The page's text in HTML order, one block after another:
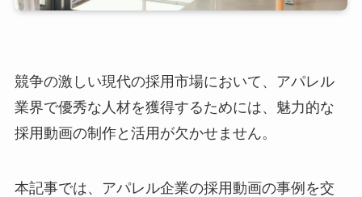
競争の激しい現代の採用市場において、アパレル
業界で優秀な人材を獲得するためには、魅力的な
採用動画の制作と活用が欠かせません。
本記事では、アパレル企業の採用動画の事例を交